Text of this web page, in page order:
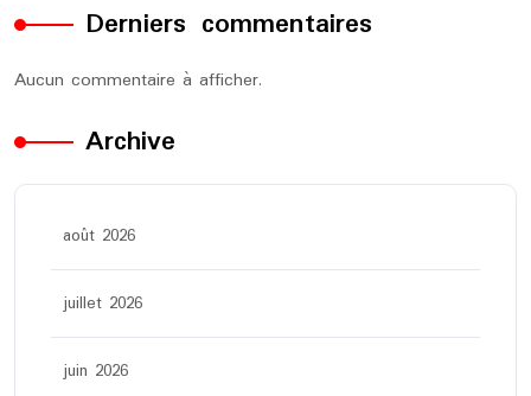
Derniers commentaires
Aucun commentaire à afficher.
Archive
août 2026
juillet 2026
juin 2026